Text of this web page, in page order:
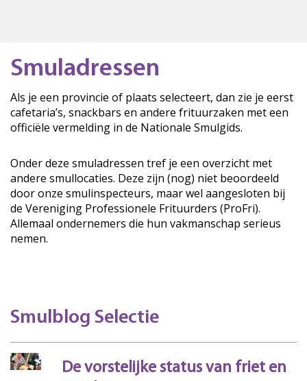
Smuladressen
Als je een provincie of plaats selecteert, dan zie je eerst
cafetaria’s, snackbars en andere frituurzaken met een
officiële vermelding in de Nationale Smulgids.
Onder deze smuladressen tref je een overzicht met
andere smullocaties. Deze zijn (nog) niet beoordeeld
door onze smulinspecteurs, maar wel aangesloten bij
de Vereniging Professionele Frituurders (ProFri).
Allemaal ondernemers die hun vakmanschap serieus
nemen.
Smulblog Selectie
De vorstelijke status van friet en